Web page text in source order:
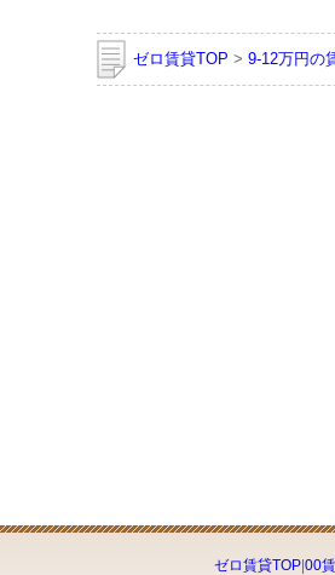
ゼロ賃貸TOP > 9-12万円の
ゼロ賃貸TOP| 00